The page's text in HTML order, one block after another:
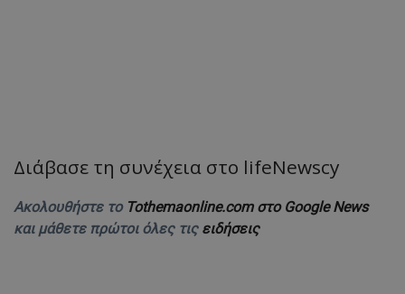
Διάβασε τη συνέχεια στο lifeNewscy
Ακολουθήστε το Tothemaonline.com στο Google News
και μάθετε πρώτοι όλες τις ειδήσεις